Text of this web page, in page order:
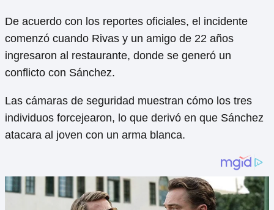
De acuerdo con los reportes oficiales, el incidente
comenzó cuando Rivas y un amigo de 22 años
ingresaron al restaurante, donde se generó un
conflicto con Sánchez.
Las cámaras de seguridad muestran cómo los tres
individuos forcejearon, lo que derivó en que Sánchez
atacara al joven con un arma blanca.